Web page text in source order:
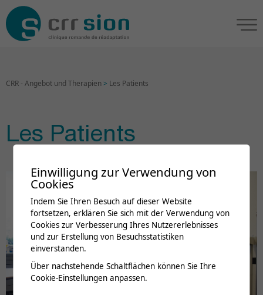
CRR - Angebot und Therapien> Les Patients
Les Patients
Einwilligung zur Verwendung von
Cookies
Indem Sie Ihren Besuch auf dieser Website
fortsetzen, erklären Sie sich mit der Verwendung von
Cookies zur Verbesserung Ihres Nutzererlebnisses
und zur Erstellung von Besuchsstatistiken
einverstanden.
Über nachstehende Schaltflächen können Sie Ihre
Cookie-Einstellungen anpassen.